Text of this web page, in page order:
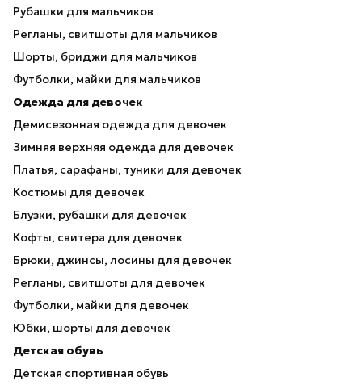
Рубашки для мальчиков
Регланы, свитшоты для мальчиков
Шорты, бриджи для мальчиков
Футболки, майки для мальчиков
Одежда для девочек
Демисезонная одежда для девочек
Зимняя верхняя одежда для девочек
Платья, сарафаны, туники для девочек
Костюмы для девочек
Блузки, рубашки для девочек
Кофты, свитера для девочек
Брюки, джинсы, лосины для девочек
Регланы, свитшоты для девочек
Футболки, майки для девочек
Юбки, шорты для девочек
Детская обувь
Детская спортивная обувь